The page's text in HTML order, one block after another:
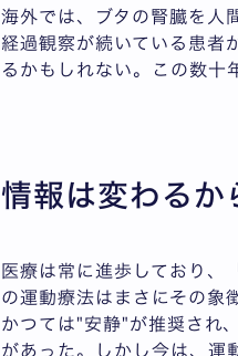
海外では、ブタの腎臓を人
経過観察が続いている患者
るかもしれない。この数十
情報は変わるか
医療は常に進歩しており、
の運動療法はまさにその象
かつては"安静"が推奨され
があった。しかし今は、運